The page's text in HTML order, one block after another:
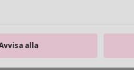
alla